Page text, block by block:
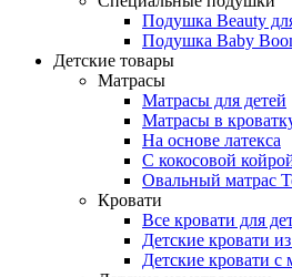
Подушка Beauty
Подушка Baby
Детские товары
Матрасы
Матрасы для детей
Матрасы в
На основе латекса
С кокосовой
Овальный матрас
Кровати
Все кровати для
Детские кровати
Детские кровати с